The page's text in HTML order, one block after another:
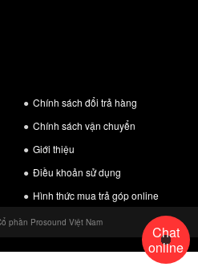
đại Class H cô
ng suất lớn, tiêu
cùng với khối lượng 22,4kg
kế và bố trí sản phẩm ở trong căn
hoạt động cực lớn lên đến 8 Ohm
900W x 4CH, mang đến hệ
Chính sách đổi trả hàng
Chính sách vận chuyển
Giới thiệu
Điều khoản sử dụng
Hình thức mua trả góp online
phần Prosound Việt Nam
Chat
online